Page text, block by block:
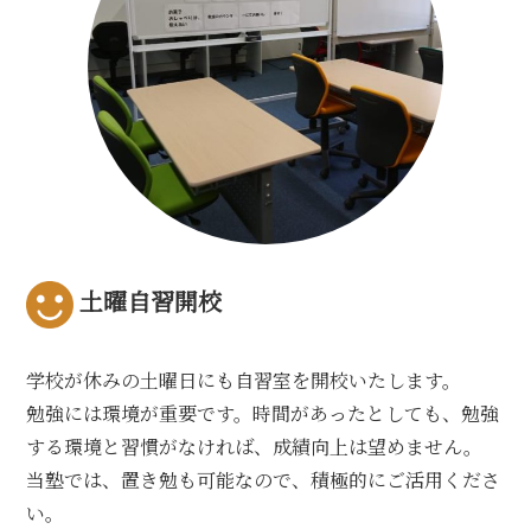
土曜自習開校
学校が休みの土曜日にも自習室を開校いたします。
勉強には環境が重要です。時間があったとしても、勉強
する環境と習慣がなければ、成績向上は望めません。
当塾では、置き勉も可能なので、積極的にご活用くださ
い。